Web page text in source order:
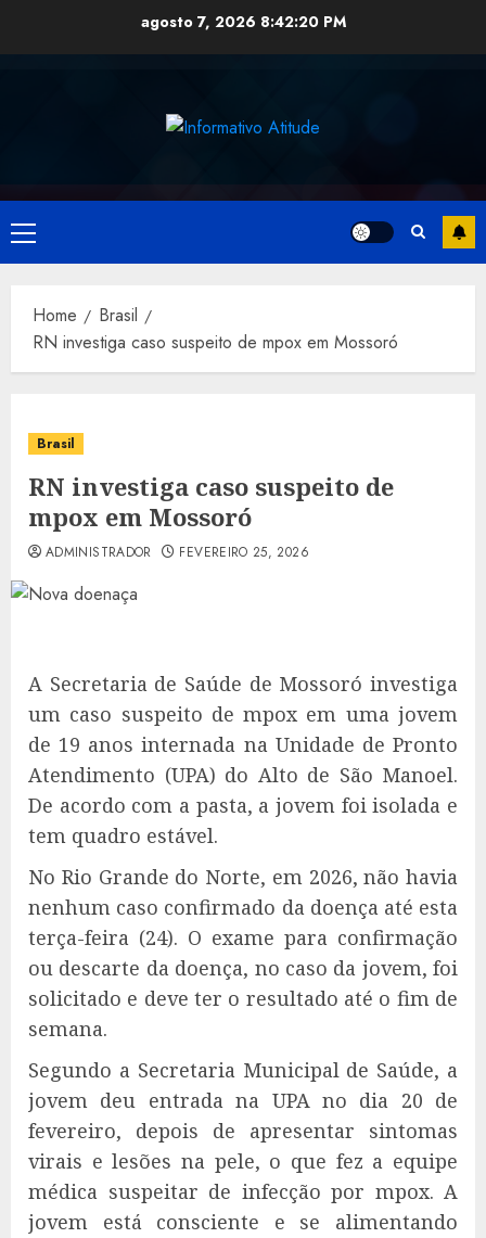
agosto 7, 2026 8:42:20 PM
Primary
Menu
Home
Brasil
RN investiga caso suspeito de mpox em Mossoró
Brasil
RN investiga caso suspeito de
mpox em Mossoró
ADMINISTRADOR FEVEREIRO 25, 2026
A Secretaria de Saúde de Mossoró investiga
um caso suspeito de mpox em uma jovem
de 19 anos internada na Unidade de Pronto
Atendimento (UPA) do Alto de São Manoel.
De acordo com a pasta, a jovem foi isolada e
tem quadro estável.
No Rio Grande do Norte, em 2026, não havia
nenhum caso confirmado da doença até esta
terça-feira (24). O exame para confirmação
ou descarte da doença, no caso da jovem, foi
solicitado e deve ter o resultado até o fim de
semana.
Segundo a Secretaria Municipal de Saúde, a
jovem deu entrada na UPA no dia 20 de
fevereiro, depois de apresentar sintomas
virais e lesões na pele, o que fez a equipe
médica suspeitar de infecção por mpox. A
jovem está consciente e se alimentando